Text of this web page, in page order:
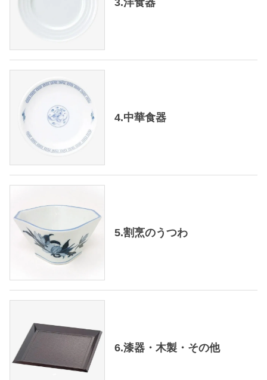
4.中華食器
5.割烹のうつわ
6.漆器・木製・その他